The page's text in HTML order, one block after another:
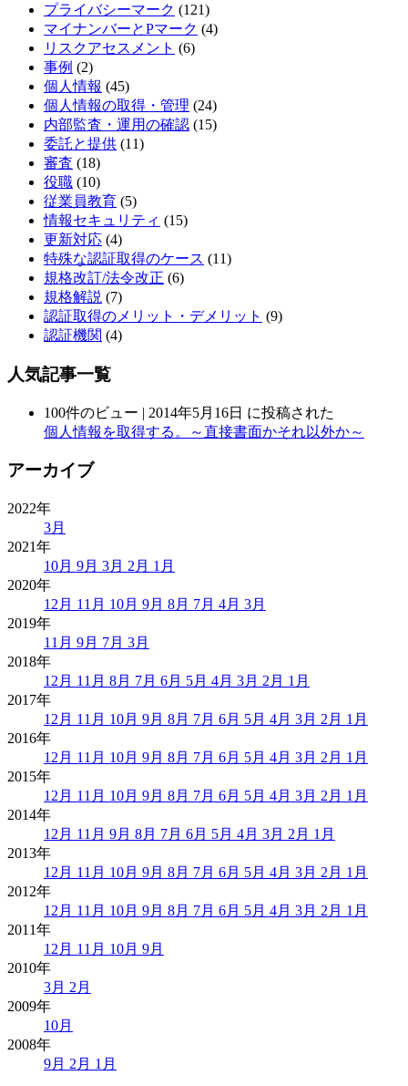
プライバシーマーク (121)
マイナンバーとPマーク (4)
リスクアセスメント (6)
事例 (2)
個人情報 (45)
個人情報の取得・管理 (24)
内部監査・運用の確認 (15)
委託と提供 (11)
審査 (18)
役職 (10)
従業員教育 (5)
情報セキュリティ (15)
更新対応 (4)
特殊な認証取得のケース (11)
規格改訂/法令改正 (6)
規格解説 (7)
認証取得のメリット・デメリット (9)
認証機関 (4)
人気記事一覧
100件のビュー | 2014年5月16日 に投稿された
個人情報を取得する。～直接書面かそれ以外か～
アーカイブ
2022年
3月
2021年
10月 9月 3月 2月 1月
2020年
12月 11月 10月 9月 8月 7月 4月 3月
2019年
11月 9月 7月 3月
2018年
12月 11月 8月 7月 6月 5月 4月 3月 2月 1月
2017年
12月 11月 10月 9月 8月 7月 6月 5月 4月 3月 2月 1月
2016年
12月 11月 10月 9月 8月 7月 6月 5月 4月 3月 2月 1月
2015年
12月 11月 10月 9月 8月 7月 6月 5月 4月 3月 2月 1月
2014年
12月 11月 9月 8月 7月 6月 5月 4月 3月 2月 1月
2013年
12月 11月 10月 9月 8月 7月 6月 5月 4月 3月 2月 1月
2012年
12月 11月 10月 9月 8月 7月 6月 5月 4月 3月 2月 1月
2011年
12月 11月 10月 9月
2010年
3月 2月
2009年
10月
2008年
9月 2月 1月